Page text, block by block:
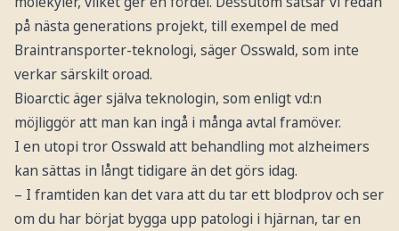
på nästa generations projekt, till exempel de med
Braintransporter-teknologi, säger Osswald, som inte
verkar särskilt oroad.
Bioarctic äger själva teknologin, som enligt vd:n
möjliggör att man kan ingå i många avtal framöver.
I en utopi tror Osswald att behandling mot alzheimers
kan sättas in långt tidigare än det görs idag.
– I framtiden kan det vara att du tar ett blodprov och ser
om du har börjat bygga upp patologi i hjärnan, tar en